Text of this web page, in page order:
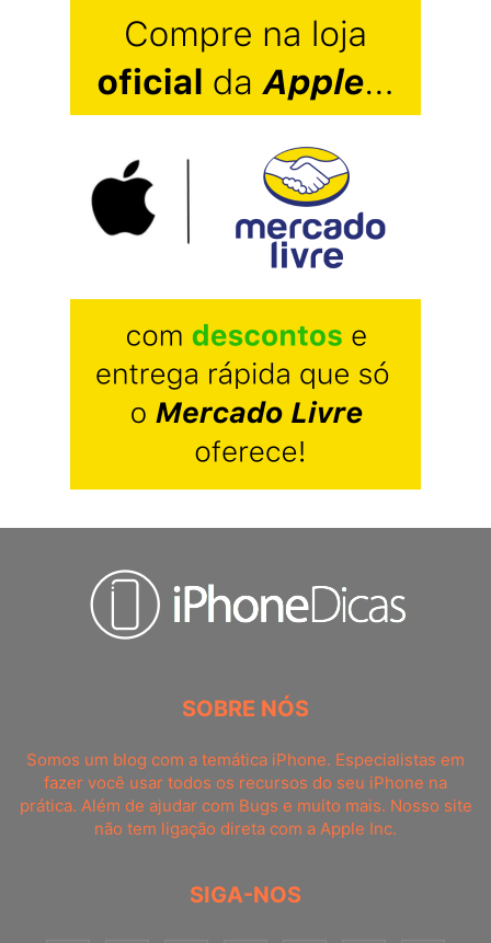
SOBRE NÓS
Somos um blog com a temática iPhone. Especialistas em
fazer você usar todos os recursos do seu iPhone na
prática. Além de ajudar com Bugs e muito mais. Nosso site
não tem ligação direta com a Apple Inc.
SIGA-NOS